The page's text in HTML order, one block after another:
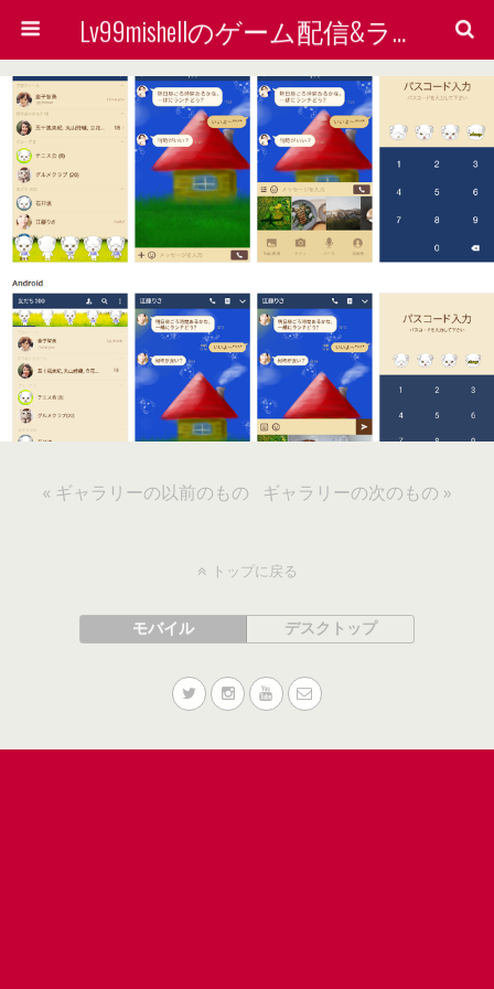
Lv99mishellのゲーム配信&ライン着せ替えで稼ぐ方法を検証する会
« ギャラリーの以前のもの ギャラリーの次のもの »
トップに戻る
モバイル デスクトップ